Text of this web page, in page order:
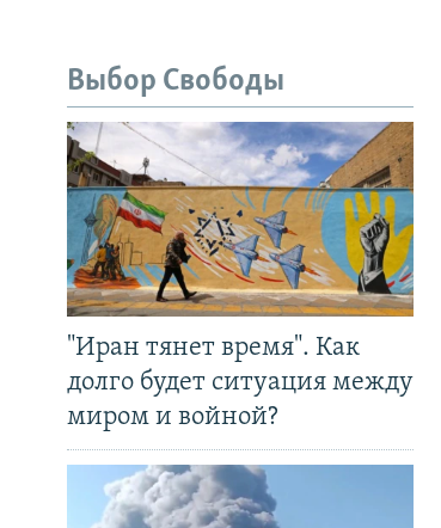
Выбор Свободы
"Иран тянет время". Как
долго будет ситуация между
миром и войной?